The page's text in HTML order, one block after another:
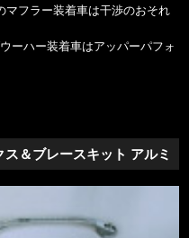
フラー装着車は干渉のおそれ
ーハー装着車はアッパーパフォ
＆ブレースキット アルミ